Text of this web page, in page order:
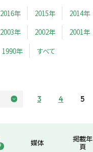
2016年 2015年
2014年
2003年 2002年
2001年
1990年 すべて
3 4 5
媒体
掲載年
頁